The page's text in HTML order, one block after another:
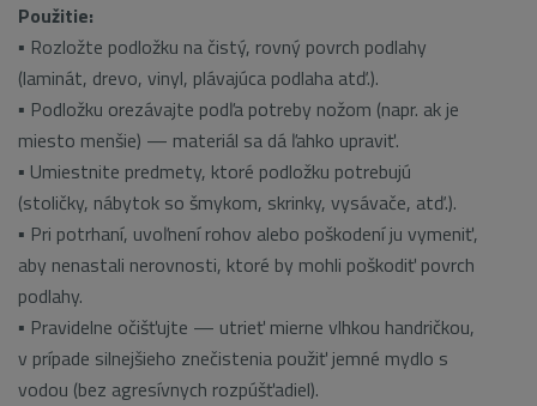
Použitie:
▪ Rozložte podložku na čistý, rovný povrch podlahy
(laminát, drevo, vinyl, plávajúca podlaha atď.).
▪ Podložku orezávajte podľa potreby nožom (napr. ak je
miesto menšie) — materiál sa dá ľahko upraviť.
▪ Umiestnite predmety, ktoré podložku potrebujú
(stoličky, nábytok so šmykom, skrinky, vysávače, atď.).
▪ Pri potrhaní, uvoľnení rohov alebo poškodení ju vymeniť,
aby nenastali nerovnosti, ktoré by mohli poškodiť povrch
podlahy.
▪ Pravidelne očišťujte — utrieť mierne vlhkou handričkou,
v prípade silnejšieho znečistenia použiť jemné mydlo s
vodou (bez agresívnych rozpúšťadiel).